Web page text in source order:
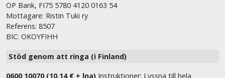
OP Bank, FI75 5780 4120 0163 54
Mottagare: Ristin Tuki ry
Referens: 8507
BIC: OKOYFIHH
Stöd genom att ringa (i Finland)
0600 10070 (10,14 € + lna) Instruktioner: Lyssna till hela